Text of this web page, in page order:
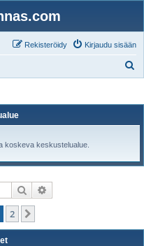
Kirjaudu sisään
Rekisteröidy
koskeva keskustelualue.
Etsi
2